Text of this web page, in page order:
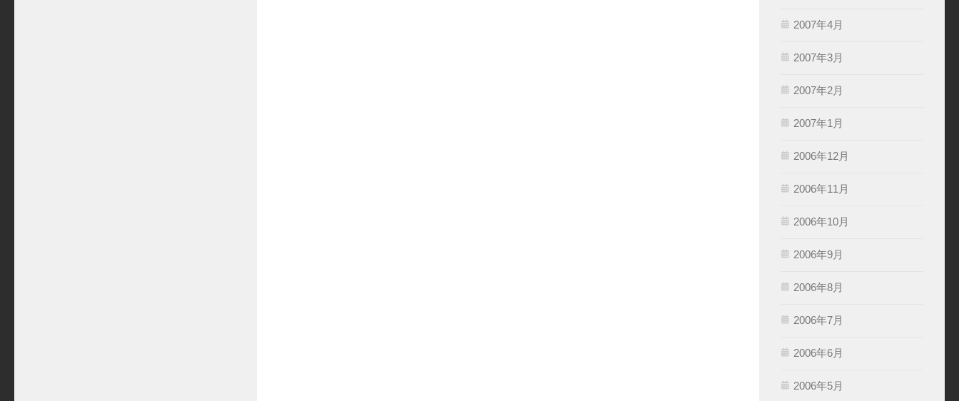
2007年4月
2007年3月
2007年2月
2007年1月
2006年12月
2006年11月
2006年10月
2006年9月
2006年8月
2006年7月
2006年6月
2006年5月